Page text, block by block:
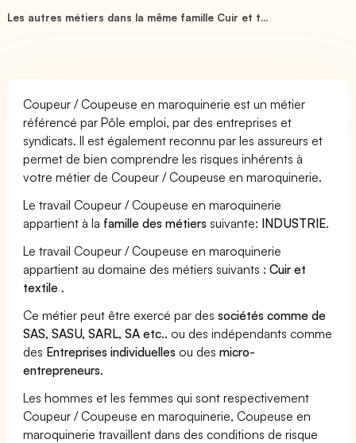
Les autres métiers dans la même famille Cuir et t...
Coupeur / Coupeuse en maroquinerie est un métier
référencé par Pôle emploi, par des entreprises et
syndicats. Il est également reconnu par les assureurs et
permet de bien comprendre les risques inhérents à
votre métier de Coupeur / Coupeuse en maroquinerie.
Le travail Coupeur / Coupeuse en maroquinerie
appartient à la famille des métiers suivante: INDUSTRIE.
Le travail Coupeur / Coupeuse en maroquinerie
appartient au domaine des métiers suivants :Cuir et
textile .
Ce métier peut être exercé par dessociétés comme de
SAS, SASU, SARL, SA etc.. ou des indépendants comme
des Entreprises individuelles ou desmicro-
entrepreneurs.
Les hommes et les femmes qui sont respectivement
Coupeur / Coupeuse en maroquinerie, Coupeuse en
maroquinerie travaillent dans des conditions de risque